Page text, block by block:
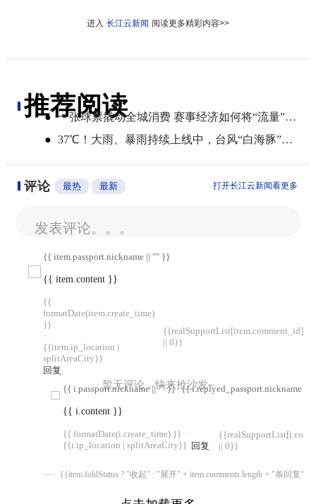
进入 长江云新闻 阅读更多精彩内容>>
推荐阅读
●
一张球票撬动全城消费 赛事经济如何将“流量”变“增量”
●
​37℃！大雨、暴雨持续上线中，台风“白海豚”将影响湖北
评论 最热 最新 打开长江云新闻看更多
发表评论。。。
{{ item.passport.nickname || "" }}
{{ item.content }}
{{
formatDate(item.create_time)
}}
·
{{item.ip_location |
splitAreaCity}}
回复
{{realSupportList[item.comment_id]
|| 0}}
{{ i.passport.nickname || "" }} {{ i.replyed_passport.nickname ||
{{ i.content }}
{{ formatDate(i.create_time) }} ·
{{i.ip_location | splitAreaCity}} 回复
|| 0}}
{{item.foldStatus ? "收起" : "展开" + item.comments.length + "条回复"}}
暂无评论，快来抢沙发~